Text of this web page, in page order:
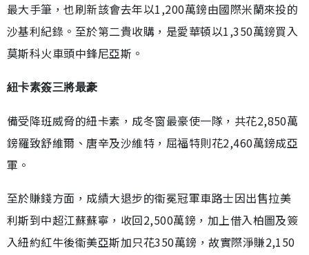
最大手筆，也刷新該會去年以1,200萬鎊由國際米蘭來投的
沙基利紀錄。至於第二貴收購，是愛華頓以1,350萬鎊買入
莫斯科火車頭中鋒尼亞斯。
紐卡素簽三將最豪
備受降班威脅的紐卡素，成冬窗最豪使一隊，共花2,850萬
鎊羅致舒維爾、唐辛及沙維特，屈福特則花2,460萬鎊成亞
軍。
至於賺錢方面，成績大退步的衞冕冠軍車路士因出售拉美
利斯到中超江蘇蘇寧，收回2,500萬鎊，加上借入柏圖及簽
入紐約紅牛後衞美亞斯加只花350萬鎊，故實際淨賺2,150